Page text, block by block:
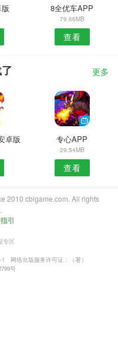
8全优车APP
79.66MB
查看
更多
卓版 专心APP
29.54MB
查看
2010 cbigame.com. All rights
引
专区
网络出版服务许可证：（署）
号